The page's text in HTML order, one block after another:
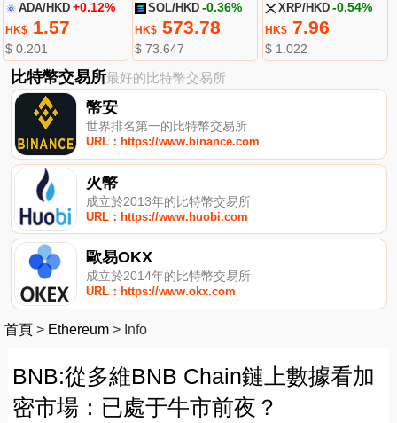
ADA/HKD +0.12%
HK$1.57
$ 0.201
SOL/HKD -0.36%
HK$ 573.78
$ 73.647
XRP/HKD -0.54%
HK$7.96
$ 1.022
比特幣交易所最好的比特幣交易所
幣安
世界排名第一的比特幣交易所
URL：https://www.binance.com
火幣
成立於2013年的比特幣交易所
URL：https://www.huobi.com
歐易OKX
成立於2014年的比特幣交易所
URL：https://www.okx.com
首頁 > Ethereum > Info
BNB:從多維BNB Chain鏈上數據看加
密市場：已處于牛市前夜？